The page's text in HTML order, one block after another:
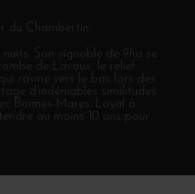
du Chambertin.
Son vignoble de 9ha se
de Lavaux, le relief
ravine vers le bas lors des
d’indéniables similitudes.
Bonnes-Mares. Loyal à
au moins 10 ans pour